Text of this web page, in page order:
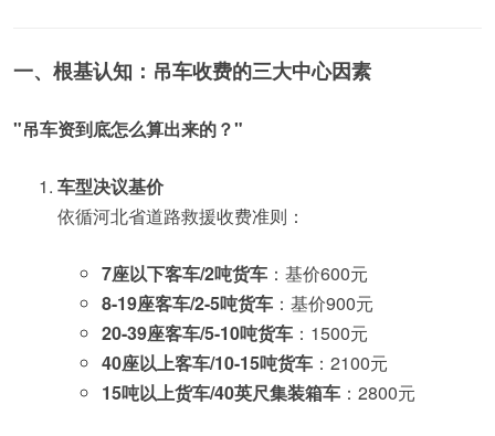
一、根基认知：吊车收费的三大中心因素
"吊车资到底怎么算出来的？"
车型决议基价
依循河北省道路救援收费准则：
7座以下客车/2吨货车 ：基价600元
8-19座客车/2-5吨货车 ：基价900元
20-39座客车/5-10吨货车 ：1500元
40座以上客车/10-15吨货车 ：2100元
15吨以上货车/40英尺集装箱车 ：2800元